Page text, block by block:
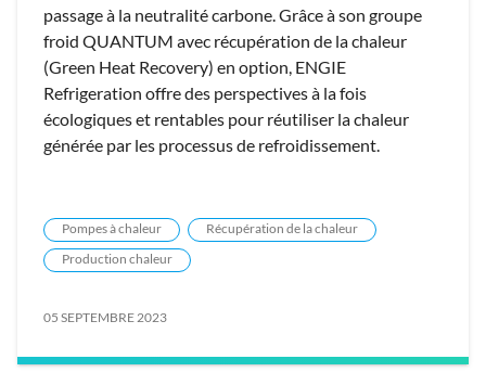
passage à la neutralité carbone. Grâce à son groupe
froid QUANTUM avec récupération de la chaleur
(Green Heat Recovery) en option, ENGIE
Refrigeration offre des perspectives à la fois
écologiques et rentables pour réutiliser la chaleur
générée par les processus de refroidissement.
Pompes à chaleur
Récupération de la chaleur
Production chaleur
05 SEPTEMBRE 2023